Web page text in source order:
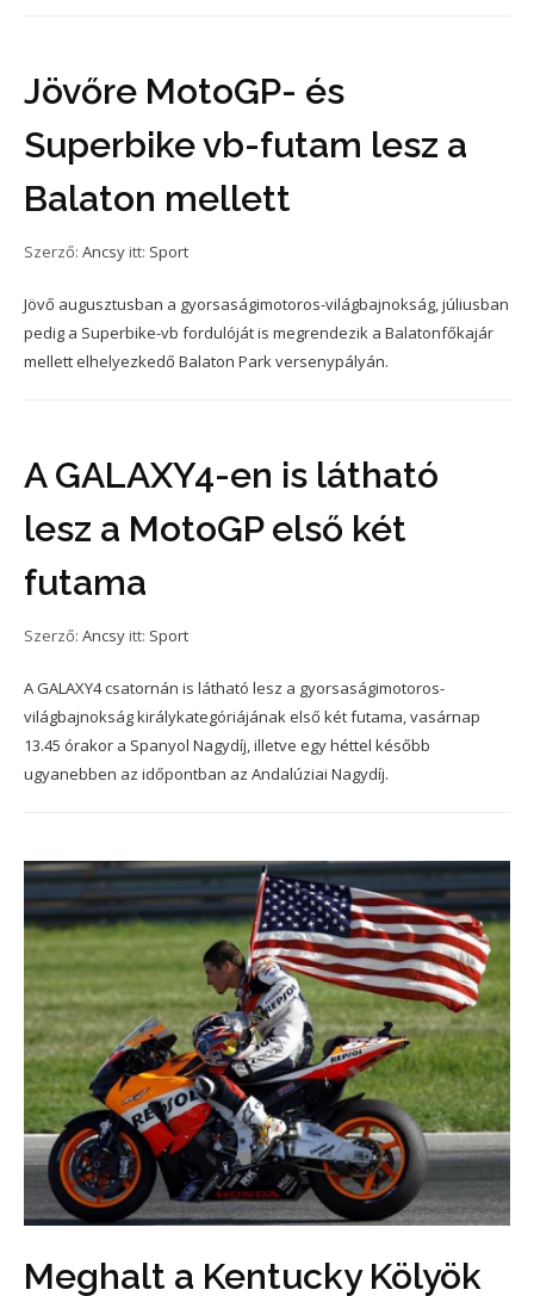
Jövőre MotoGP- és
Superbike vb-futam lesz a
Balaton mellett
Szerző: Ancsy itt: Sport
Jövő augusztusban a gyorsaságimotoros-világbajnokság, júliusban
pedig a Superbike-vb fordulóját is megrendezik a Balatonfőkajár
mellett elhelyezkedő Balaton Park versenypályán.
A GALAXY4-en is látható
lesz a MotoGP első két
futama
Szerző: Ancsy itt: Sport
A GALAXY4 csatornán is látható lesz a gyorsaságimotoros-
világbajnokság királykategóriájának első két futama, vasárnap
13.45 órakor a Spanyol Nagydíj, illetve egy héttel később
ugyanebben az időpontban az Andalúziai Nagydíj.
Meghalt a Kentucky Kölyök